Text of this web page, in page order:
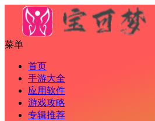
菜单
首页
手游大全
应用软件
游戏攻略
专辑推荐